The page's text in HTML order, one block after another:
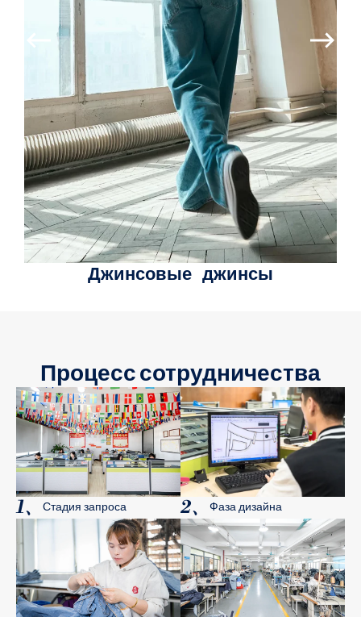
Джинсовые джинсы
Процесс сотрудничества
1、 Стадия запроса 2、 Фаза дизайна